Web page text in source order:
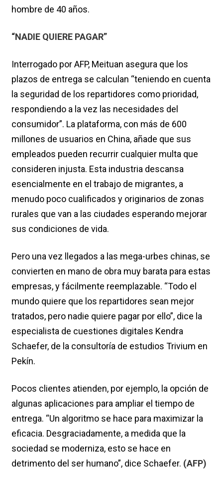
hombre de 40 años.
“NADIE QUIERE PAGAR”
Interrogado por AFP, Meituan asegura que los
plazos de entrega se calculan “teniendo en cuenta
la seguridad de los repartidores como prioridad,
respondiendo a la vez las necesidades del
consumidor”. La plataforma, con más de 600
millones de usuarios en China, añade que sus
empleados pueden recurrir cualquier multa que
consideren injusta. Esta industria descansa
esencialmente en el trabajo de migrantes, a
menudo poco cualificados y originarios de zonas
rurales que van a las ciudades esperando mejorar
sus condiciones de vida.
Pero una vez llegados a las mega-urbes chinas, se
convierten en mano de obra muy barata para estas
empresas, y fácilmente reemplazable. “Todo el
mundo quiere que los repartidores sean mejor
tratados, pero nadie quiere pagar por ello”, dice la
especialista de cuestiones digitales Kendra
Schaefer, de la consultoría de estudios Trivium en
Pekín.
Pocos clientes atienden, por ejemplo, la opción de
algunas aplicaciones para ampliar el tiempo de
entrega. “Un algoritmo se hace para maximizar la
eficacia. Desgraciadamente, a medida que la
sociedad se moderniza, esto se hace en
detrimento del ser humano”, dice Schaefer. (AFP)